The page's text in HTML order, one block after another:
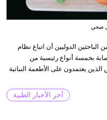
صحي
الدوليين أن اتباع نظام
بخمسة أنواع رئيسية من
يعتمدون على الأطعمة النباتية
آخر الأخبار الطبية